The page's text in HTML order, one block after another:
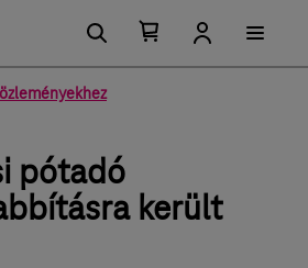
pótadó
került